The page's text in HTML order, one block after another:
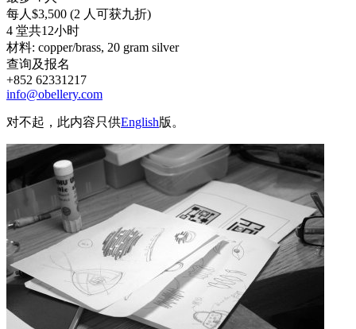
每人$3,500 (2 人可获九折)
4 堂共12小时
材料: copper/brass, 20 gram silver
查询及报名
+852 62331217
info@obellery.com
对不起，此内容只供English版。